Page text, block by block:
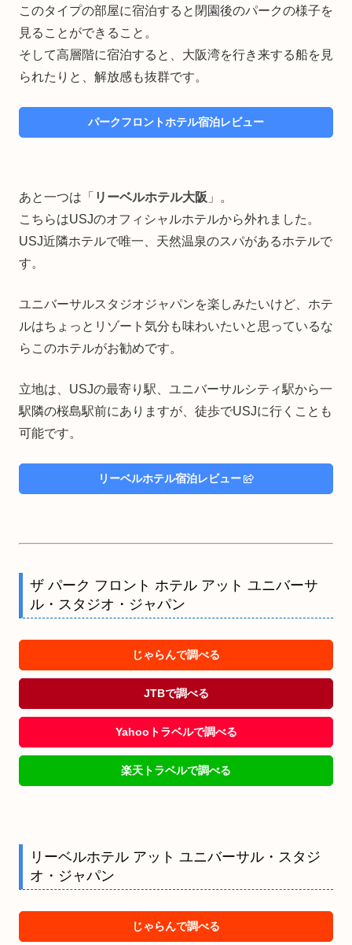
このタイプの部屋に宿泊すると閉園後のパークの様子を
見ることができること。
そして高層階に宿泊すると、大阪湾を行き来する船を見
られたりと、解放感も抜群です。
パークフロントホテル宿泊レビュー
あと一つは「 リーベルホテル大阪 」。
こちらはUSJのオフィシャルホテルから外れました。
USJ近隣ホテルで唯一、天然温泉のスパがあるホテルで
す。
ユニバーサルスタジオジャパンを楽しみたいけど、ホテ
ルはちょっとリゾート気分も味わいたいと思っているな
らこのホテルがお勧めです。
立地は、USJの最寄り駅、ユニバーサルシティ駅から一
駅隣の桜島駅前にありますが、徒歩でUSJに行くことも
可能です。
リーベルホテル宿泊レビュー
ザ パーク フロント ホテル アット ユニバーサ
ル・スタジオ・ジャパン
じゃらんで調べる
JTBで調べる
Yahooトラベルで調べる
楽天トラベルで調べる
リーベルホテル アット ユニバーサル・スタジ
オ・ジャパン
じゃらんで調べる